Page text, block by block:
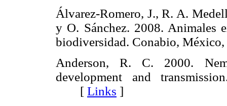
Álvarez-Romero, J., R. A.
y O. Sánchez. 2008. Animales
biodiversidad. Conabio,
Anderson, R. C. 2000.
development and
[ Links ]